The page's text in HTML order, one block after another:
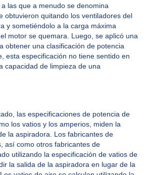
las que a menudo se denomina
obtuvieron quitando los ventiladores del
y sometiéndolo a la carga máxima
motor se quemara. Luego, se aplicó una
obtener una clasificación de potencia
esta especificación no tiene sentido en
capacidad de limpieza de una
las especificaciones de potencia de
los vatios y los amperios, miden la
la aspiradora. Los fabricantes de
así como otros fabricantes de
utilizando la especificación de vatios de
la salida de la aspiradora en lugar de la